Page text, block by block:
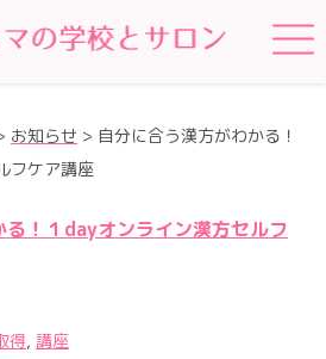
お知らせ > 自分に合う漢方がわかる！
フケア講座
！１dayオンライン漢方セルフ
得, 講座